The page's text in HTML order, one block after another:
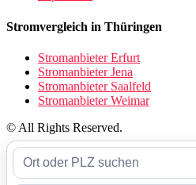
Stromvergleich in Thüringen
Stromanbieter Erfurt
Stromanbieter Jena
Stromanbieter Saalfeld
Stromanbieter Weimar
© All Rights Reserved.